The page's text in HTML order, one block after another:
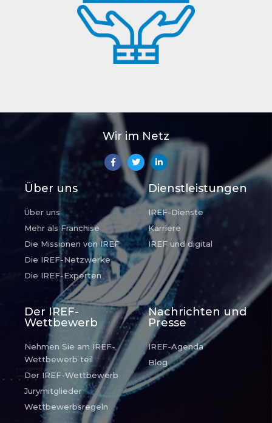
Wir im Netz
Über uns
Über uns
Mehr als Franchise
Die Missionen von IREF
Die IREF-Netzwerke
Die IREF-Experten
Dienstleistungen
IREF-Dienste
Karriere
IREF und digital
Der IREF-
Wettbewerb
Nehmen Sie am IREF-
Wettbewerb teil
Der IREF-Wettbewerb
Jurymitglieder
Wettbewerbsregeln
Nachrichten und
Presse
IREF-Agenda
Blog